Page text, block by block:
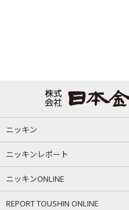
ニッキン
ニッキンレポート
ニッキンONLINE
REPORT TOUSHIN ONLINE